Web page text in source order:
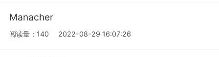
Manacher
阅读量：140 2022-08-29 16:07:26